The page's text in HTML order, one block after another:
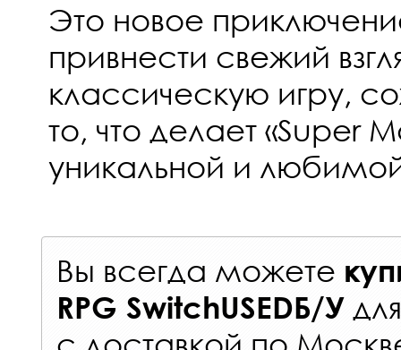
Это новое
привнести свежий
классическую игру,
то, что делает «Super
уникальной и
Вы всегда можете
RPG SwitchUSEDБ/У